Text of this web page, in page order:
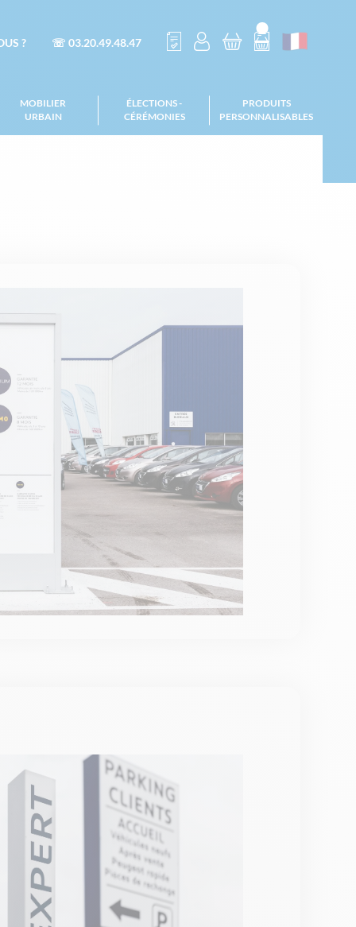
? ☏ 03.20.49.48.47
MOBILIER
URBAIN
ÉLECTIONS -
CÉRÉMONIES
PRODUITS
PERSONNALISABLES